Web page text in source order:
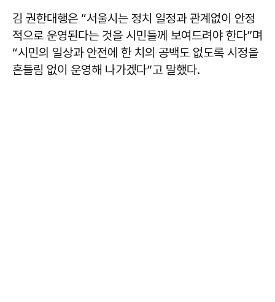
김 권한대행은 “서울시는 정치 일정과 관계없이 안정
적으로 운영된다는 것을 시민들께 보여드려야 한다”며
“시민의 일상과 안전에 한 치의 공백도 없도록 시정을
흔들림 없이 운영해 나가겠다”고 말했다.